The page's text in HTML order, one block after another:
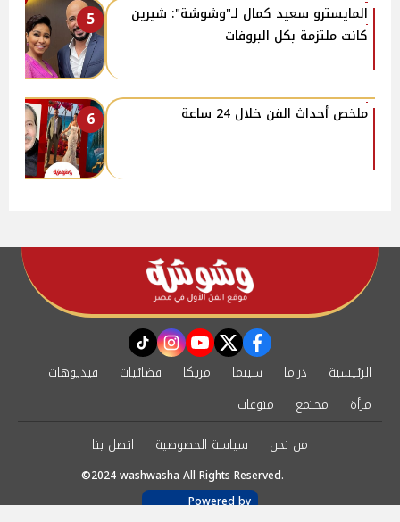
5
المايسترو سعيد كمال لـ"وشوشة": شيرين
كانت ملتزمة بكل البروفات
6 ملخص أحداث الفن خلال 24 ساعة
facebook
twitter
youtube
instagram
tiktok
الرئيسية دراما سينما مزيكا فضائيات
فيديوهات
مرأة
مجتمع
منوعات
من نحن
سياسة الخصوصية اتصل بنا
©2024 washwasha All Rights Reserved.
Powered by